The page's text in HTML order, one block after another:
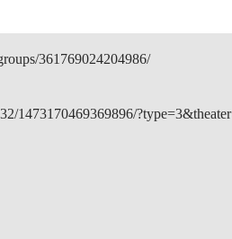
361769024204986/
1473170469369896/?type=3&theater